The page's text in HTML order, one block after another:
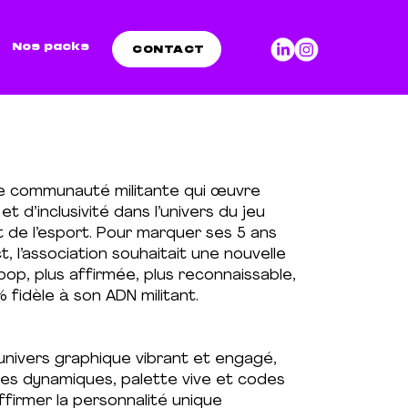
Nos packs CONTACT
communauté militante qui œuvre
d’inclusivité dans l’univers du jeu
l’esport. Pour marquer ses 5 ans
l’association souhaitait une nouvelle
plus affirmée, plus reconnaissable,
à son ADN militant.
graphique vibrant et engagé,
dynamiques, palette vive et codes
la personnalité unique